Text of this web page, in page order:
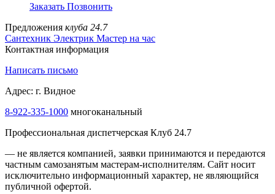
Заказать Позвонить
Предложения клуба 24.7
Сантехник Электрик Мастер на час
Контактная информация
Написать письмо
Адрес: г. Видное
8-922-335-1000 многоканальный
Профессиональная диспетчерская Клуб 24.7
— не является компанией, заявки принимаются и передаются
частным самозанятым мастерам‑исполнителям. Сайт носит
исключительно информационный характер, не являющийся
публичной офертой.